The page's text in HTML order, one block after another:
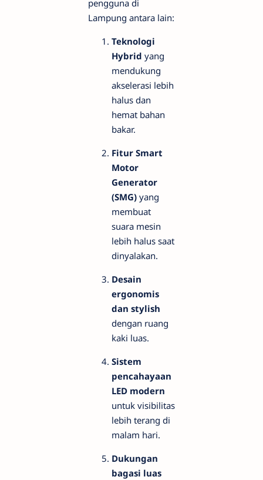
pengguna di
Lampung antara lain:
Teknologi
Hybrid yang
mendukung
akselerasi lebih
halus dan
hemat bahan
bakar.
Fitur Smart
Motor
Generator
(SMG) yang
membuat
suara mesin
lebih halus saat
dinyalakan.
Desain
ergonomis
dan stylish
dengan ruang
kaki luas.
Sistem
pencahayaan
LED modern
untuk visibilitas
lebih terang di
malam hari.
Dukungan
bagasi luas